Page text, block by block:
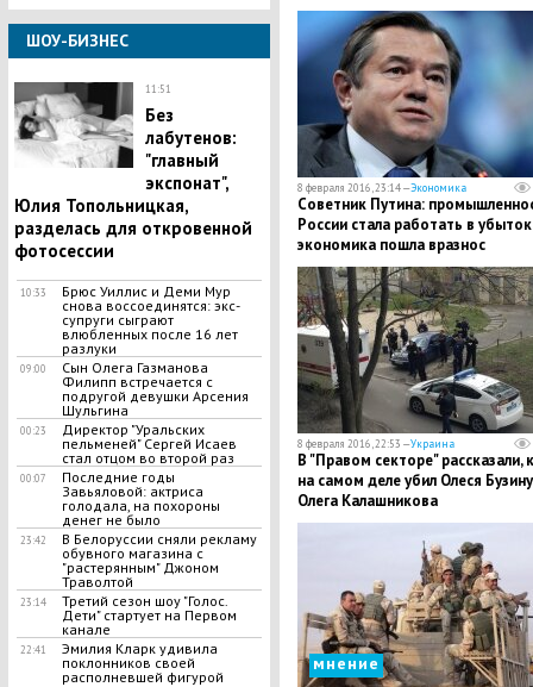
ШОУ-БИЗНЕС
11:51
Без
лабутенов:
"главный
экспонат",
Юлия Топольницкая,
разделась для откровенной
фотосессии
10:33
Брюс Уиллис и Деми Мур
снова воссоединятся: экс-
супруги сыграют
влюбленных после 16 лет
разлуки
09:00
Сын Олега Газманова
Филипп встречается с
подругой девушки Арсения
Шульгина
00:23
Директор "Уральских
пельменей" Сергей Исаев
стал отцом во второй раз
00:07
Последние годы
Завьяловой: актриса
голодала, на похороны
денег не было
23:42
В Белоруссии сняли рекламу
обувного магазина с
"растерянным" Джоном
Траволтой
23:14
Третий сезон шоу "Голос.
Дети" стартует на Первом
канале
22:41
Эмилия Кларк удивила
поклонников своей
располневшей фигурой
8 февраля 2016, 23:14 —Экономика
Советник Путина:
России стала работать в убыток,
экономика пошла вразнос
8 февраля 2016, 22:53 —Украина
В "Правом секторе" рассказали,
на самом деле убил Олеся
Олега Калашникова
мнение